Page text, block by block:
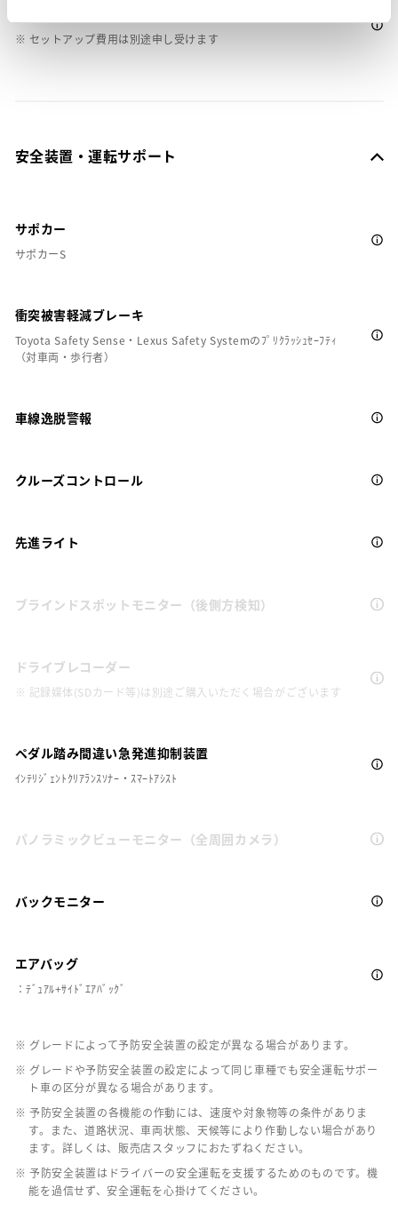
※ セットアップ費用は別途申し受けます
安全装置・運転サポート
サポカー
サポカーS
衝突被害軽減ブレーキ
Toyota Safety Sense・Lexus Safety Systemのﾌﾟﾘｸﾗｯｼｭｾｰﾌﾃｨ
（対車両・歩行者）
車線逸脱警報
クルーズコントロール
先進ライト
ブラインドスポットモニター（後側方検知）
ドライブレコーダー
※ 記録媒体(SDカード等)は別途ご購入いただく場合がございます
ペダル踏み間違い急発進抑制装置
ｲﾝﾃﾘｼﾞｪﾝﾄｸﾘｱﾗﾝｽｿﾅｰ・ｽﾏｰﾄｱｼｽﾄ
パノラミックビューモニター（全周囲カメラ）
バックモニター
エアバッグ
：ﾃﾞｭｱﾙ+ｻｲﾄﾞｴｱﾊﾞｯｸﾞ
※ グレードによって予防安全装置の設定が異なる場合があります。
※ グレードや予防安全装置の設定によって同じ車種でも安全運転サポー
ト車の区分が異なる場合があります。
※ 予防安全装置の各機能の作動には、速度や対象物等の条件がありま
す。また、道路状況、車両状態、天候等により作動しない場合があり
ます。詳しくは、販売店スタッフにおたずねください。
※ 予防安全装置はドライバーの安全運転を支援するためのものです。機
能を過信せず、安全運転を心掛けてください。